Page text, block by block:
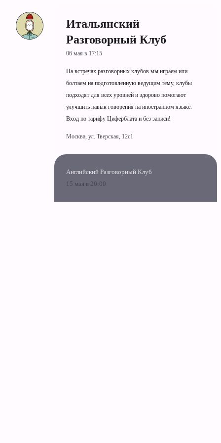
Итальянский
Разговорный Клуб
06 мая в 17:15
На встречах разговорных клубов мы играем или
болтаем на подготовленную ведущим тему, клубы
подходят для всех уровней и здорово помогают
улучшить навык говорения на иностранном языке.
Вход по тарифу Циферблата и без записи!
Москва, ул. Тверская, 12с1
Английский Разговорный Клуб
15 мая в 20:00